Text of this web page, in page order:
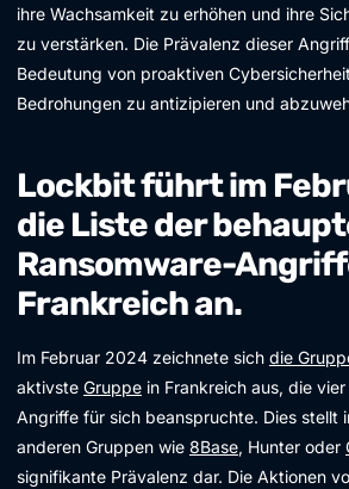
ihre Wachsamkeit zu erhöhen und ihre
zu verstärken. Die Prävalenz dieser
Bedeutung von proaktiven
Bedrohungen zu antizipieren und
Lockbit führt im
die Liste der
Ransomware-
Frankreich an.
Im Februar 2024 zeichnete sich die
aktivste Gruppe in Frankreich aus, die
Angriffe für sich beanspruchte. Dies stellt
anderen Gruppen wie 8Base, Hunter oder
signifikante Prävalenz dar. Die Aktionen